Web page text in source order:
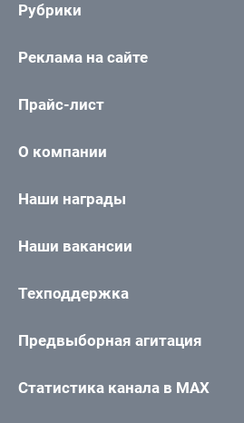
Рубрики
Реклама на сайте
Прайс-лист
О компании
Наши награды
Наши вакансии
Техподдержка
Предвыборная агитация
Статистика канала в MAX